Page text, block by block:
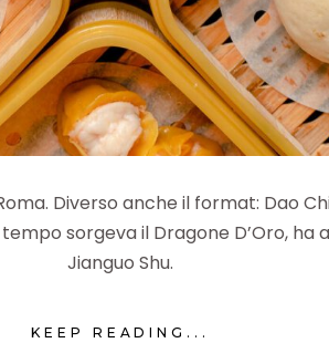
Diverso anche il format: Dao
sorgeva il Dragone D’Oro,
Jianguo Shu.
KEEP READING...